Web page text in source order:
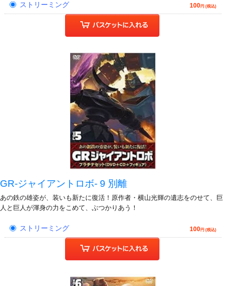
ストリーミング 100円 (税込)
GR-ジャイアントロボ- 9 別離
あの鉄の雄姿が、装いも新たに復活！原作者・横山光輝の遺志をのせて、巨
人と巨人が渾身の力をこめて、ぶつかりあう！
ストリーミング 100円 (税込)